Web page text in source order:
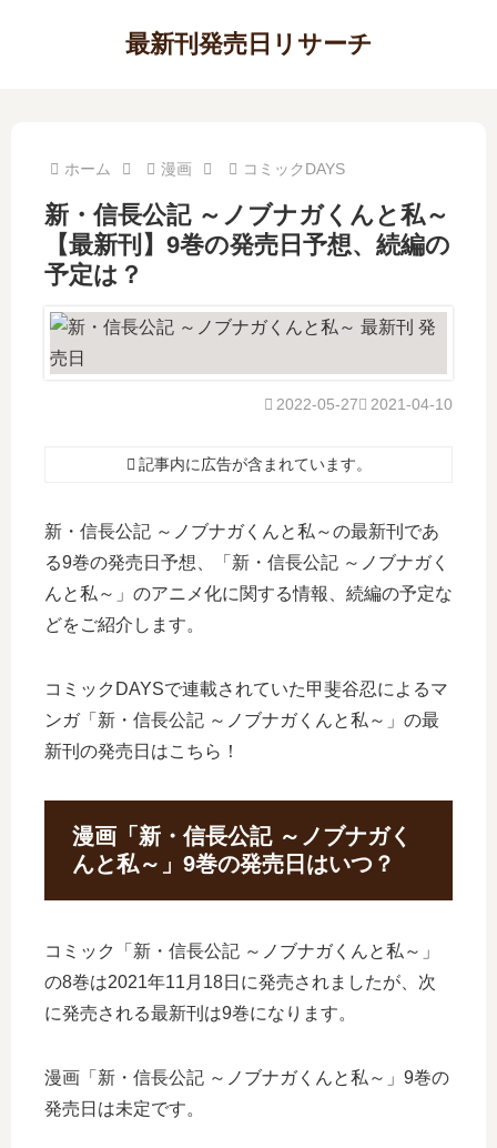
最新刊発売日リサーチ
ホーム 漫画 コミックDAYS
新・信長公記 ～ノブナガくんと私～
【最新刊】9巻の発売日予想、続編の
予定は？
2021-04-10
2022-05-27
記事内に広告が含まれています。
新・信長公記 ～ノブナガくんと私～の最新刊であ
る9巻の発売日予想、「新・信長公記 ～ノブナガく
んと私～」のアニメ化に関する情報、続編の予定な
どをご紹介します。
コミックDAYSで連載されていた甲斐谷忍によるマ
ンガ「新・信長公記 ～ノブナガくんと私～」の最
新刊の発売日はこちら！
漫画「新・信長公記 ～ノブナガく
んと私～」9巻の発売日はいつ？
コミック「新・信長公記 ～ノブナガくんと私～」
の8巻は2021年11月18日に発売されましたが、次
に発売される最新刊は9巻になります。
漫画「新・信長公記 ～ノブナガくんと私～」9巻の
発売日は未定です。